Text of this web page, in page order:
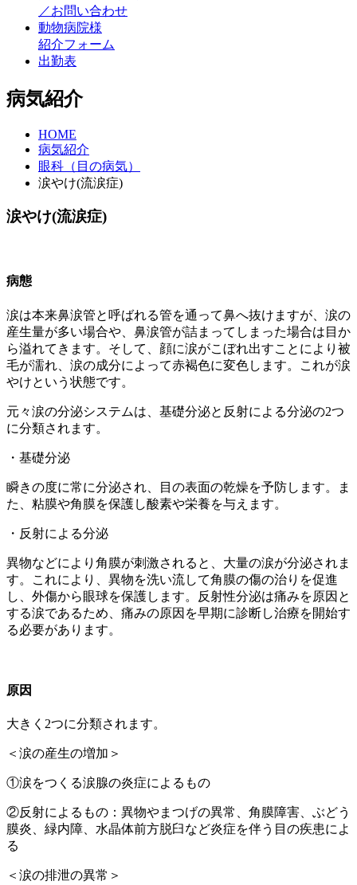
／お問い合わせ
動物病院様
紹介フォーム
出勤表
病気紹介
HOME
病気紹介
眼科（目の病気）
涙やけ(流涙症)
涙やけ(流涙症)
病態
涙は本来鼻涙管と呼ばれる管を通って鼻へ抜けますが、涙の
産生量が多い場合や、鼻涙管が詰まってしまった場合は目か
ら溢れてきます。そして、顔に涙がこぼれ出すことにより被
毛が濡れ、涙の成分によって赤褐色に変色します。これが涙
やけという状態です。
元々涙の分泌システムは、基礎分泌と反射による分泌の2つ
に分類されます。
・基礎分泌
瞬きの度に常に分泌され、目の表面の乾燥を予防します。ま
た、粘膜や角膜を保護し酸素や栄養を与えます。
・反射による分泌
異物などにより角膜が刺激されると、大量の涙が分泌されま
す。これにより、異物を洗い流して角膜の傷の治りを促進
し、外傷から眼球を保護します。反射性分泌は痛みを原因と
する涙であるため、痛みの原因を早期に診断し治療を開始す
る必要があります。
原因
大きく 2つに分類されます。
＜涙の産生の増加＞
①涙をつくる涙腺の炎症によるもの
②反射によるもの：異物やまつげの異常、角膜障害、ぶどう
膜炎、緑内障、水晶体前方脱臼など炎症を伴う目の疾患によ
る
＜涙の排泄の異常＞